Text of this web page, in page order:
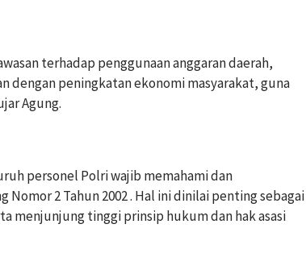
terhadap penggunaan anggaran daerah,
dengan peningkatan ekonomi masyarakat, guna
Agung.
personel Polri wajib memahami dan
2 Tahun 2002 . Hal ini dinilai penting sebagai
menjunjung tinggi prinsip hukum dan hak asasi